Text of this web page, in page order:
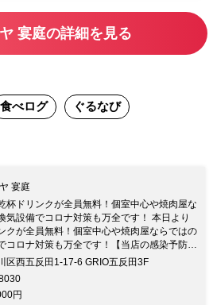
い。 ◆3タイプの個室 ・接待・記念
室（4～12名） ・団体様に掘りごた
宴庭の詳細を見る
食べログ ぐるなび
宴庭
杯ドリンクが全員無料！個室中心や焼肉屋な
気設備でコロナ対策も万全です！ 本日より
クが全員無料！個室中心や焼肉屋ならではの
コロナ対策も万全です！【当店の感染予防対
面〉 焼肉店では一般飲食店と比べ5〜6倍も
ルしっかりと換気設備が整っております 〈3
店は完全個室または半個室となっておりま
区西五反田1-17-6 GRIO五反田3F
円